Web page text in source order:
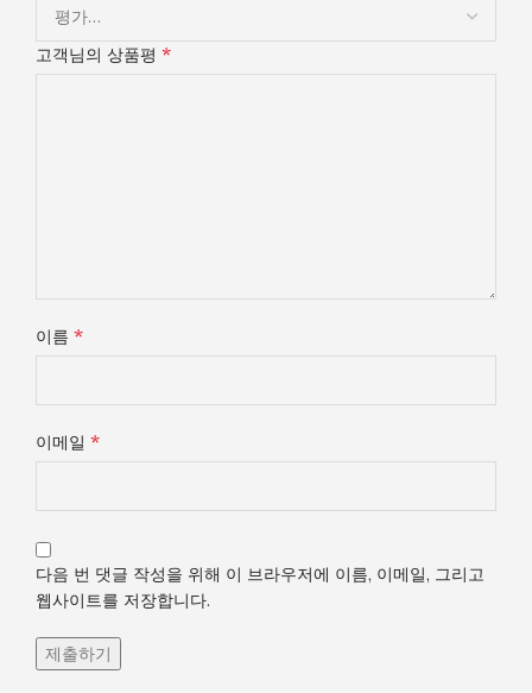
고객님의 상품평 *
이름 *
이메일 *
다음 번 댓글 작성을 위해 이 브라우저에 이름, 이메일, 그리고
웹사이트를 저장합니다.